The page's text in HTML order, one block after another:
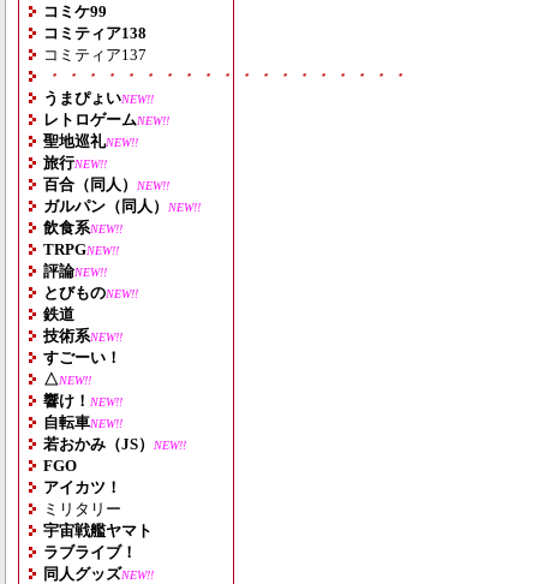
コミケ99
コミティア138
コミティア137
・・・・・・・・・・・・・・・・・・・
うまぴょいNEW!!
レトロゲームNEW!!
聖地巡礼NEW!!
旅行NEW!!
百合（同人） NEW!!
ガルパン（同人） NEW!!
飲食系NEW!!
TRPGNEW!!
評論NEW!!
とびものNEW!!
鉄道
技術系NEW!!
すごーい！
△NEW!!
響け！ NEW!!
自転車NEW!!
若おかみ（JS） NEW!!
FGO
アイカツ！
ミリタリー
宇宙戦艦ヤマト
ラブライブ！
同人グッズNEW!!